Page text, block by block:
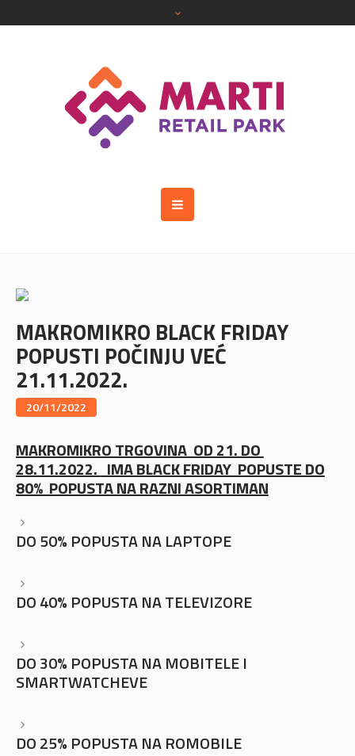
MAKROMIKRO BLACK FRIDAY
POPUSTI POČINJU VEĆ
21.11.2022.
20/11/2022
MAKROMIKRO TRGOVINA OD 21. DO
28.11.2022. IMA BLACK FRIDAY POPUSTE DO
80% POPUSTA NA RAZNI ASORTIMAN
DO 50% POPUSTA NA LAPTOPE
DO 40% POPUSTA NA TELEVIZORE
DO 30% POPUSTA NA MOBITELE I
SMARTWATCHEVE
DO 25% POPUSTA NA ROMOBILE